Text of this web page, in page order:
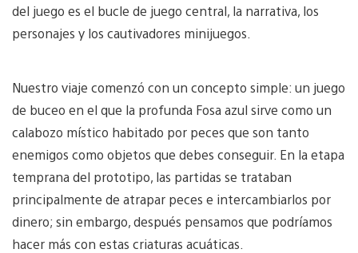
del juego es el bucle de juego central, la narrativa, los
personajes y los cautivadores minijuegos.
Nuestro viaje comenzó con un concepto simple: un juego
de buceo en el que la profunda Fosa azul sirve como un
calabozo místico habitado por peces que son tanto
enemigos como objetos que debes conseguir. En la etapa
temprana del prototipo, las partidas se trataban
principalmente de atrapar peces e intercambiarlos por
dinero; sin embargo, después pensamos que podríamos
hacer más con estas criaturas acuáticas.